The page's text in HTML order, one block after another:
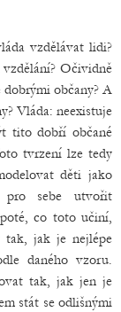
vzdělávat lidi?
vzdělání? Očividně
občany? A
Vláda: neexistuje
tito dobří občané
tvrzení lze tedy
děti jako
pro sebe utvořit
co toto učiní,
tak, jak je nejlépe
daného vzoru.
tak, jak jen je
stát se odlišnými